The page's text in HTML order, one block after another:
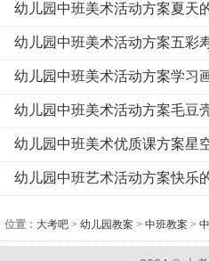
幼儿园中班美术活动方案夏天
幼儿园中班美术活动方案五彩
幼儿园中班美术活动方案学习
幼儿园中班美术活动方案毛豆
幼儿园中班美术优质课方案星
幼儿园中班艺术活动方案快乐
位置： 大考吧 > 幼儿园教案 > 中班教案 >